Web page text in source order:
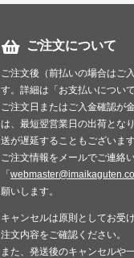
ご注文について
ご注文後（前払いの場合はご
す。詳細は「お支払いについ
ご注文日またはご入金確認が
は、最短翌営業日の出荷とな
送が遅延することもございま
ご注文情報をメールでご連絡
「
願いします。
キャンセルは原則としてお受
注文内容をご確認ください。
また、発送後のキャンセルや